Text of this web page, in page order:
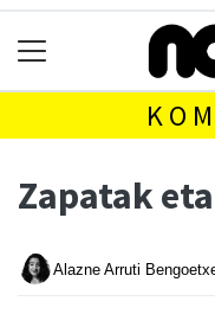
Zapatak
Alazne Arruti